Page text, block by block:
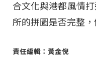
合文化與港都風情
所的拼圖是否完整
責任編輯：黃金倪